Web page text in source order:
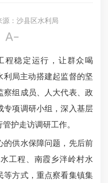
源：沙县区水利局

稳定运行，让群众喝
利局主动搭建起监督的坚
察组成员、人大代表、政
专项调研小组，深入基层
护走访调研工作。
供水保障问题，先后前
工程、南霞乡泮岭村水
等方式，重点察看集镇集